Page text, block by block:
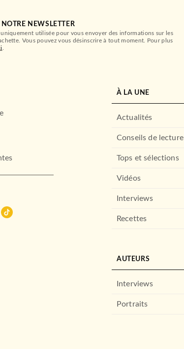
NEWSLETTER
uniquement utilisée pour vous envoyer des informations sur les
Vous pouvez vous désinscrire à tout moment. Pour plus
À LA UNE
Actualités
Conseils de lecture
Tops et sélections
Vidéos
Interviews
Recettes
AUTEURS
Interviews
Portraits